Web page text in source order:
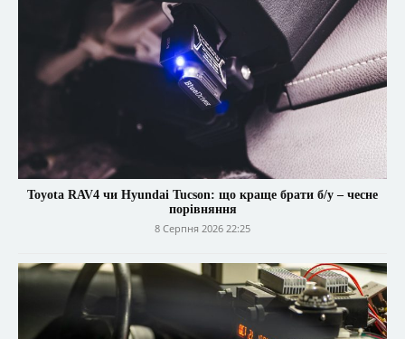
Toyota RAV4 чи Hyundai Tucson: що краще брати б/у – чесне
порівняння
8 Серпня 2026 22:25